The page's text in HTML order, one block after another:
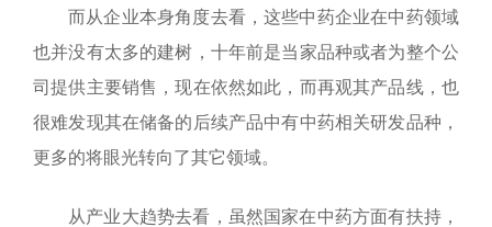
而从企业本身角度去看，这些中药企业在中药领域
也并没有太多的建树，十年前是当家品种或者为整个公
司提供主要销售，现在依然如此，而再观其产品线，也
很难发现其在储备的后续产品中有中药相关研发品种，
更多的将眼光转向了其它领域。
从产业大趋势去看，虽然国家在中药方面有扶持，